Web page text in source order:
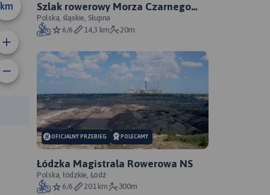
km
trasy:
Szlak rowerowy Morza Czarnego
Sosnowiec - oficjalny przebieg
Polska, śląskie, Słupna
6/6
14,3 km 20m
OFICJALNY PRZEBIEG POLECAMY
Łódzka Magistrala Rowerowa NS
Polska, łódzkie, Łódź
6/6
201 km 300m